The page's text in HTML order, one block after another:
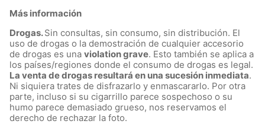
Más información
Drogas.Sin consultas, sin consumo, sin distribución. El
uso de drogas o la demostración de cualquier accesorio
de drogas es una violation grave. Esto también se aplica a
los países/regiones donde el consumo de drogas es legal.
La venta de drogas resultará en una sucesión inmediata.
Ni siquiera trates de disfrazarlo y enmascararlo. Por otra
parte, incluso si su cigarrillo parece sospechoso o su
humo parece demasiado grueso, nos reservamos el
derecho de rechazar la foto.